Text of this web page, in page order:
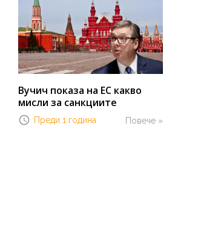
Вучич показа на ЕС какво
мисли за санкциите
Повече »
Преди 1 година